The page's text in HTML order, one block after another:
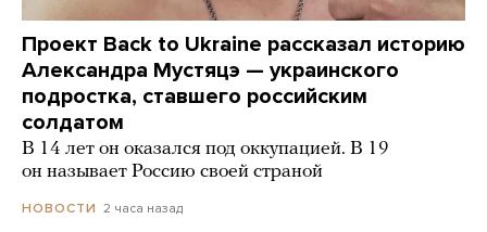
Проект Back to Ukraine рассказал историю
Александра Мустяцэ — украинского
подростка, ставшего российским
солдатом
В 14 лет он оказался под оккупацией. В 19
он называет Россию своей страной
НОВОСТИ 2 часа назад